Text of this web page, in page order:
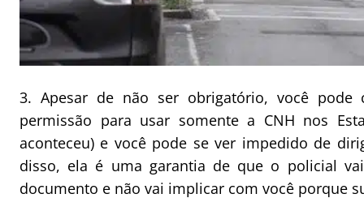
3. Apesar de não ser obrigatório, você
permissão para usar somente a CNH nos
aconteceu) e você pode se ver impedido de
disso, ela é uma garantia de que o policial
documento e não vai implicar com você porque